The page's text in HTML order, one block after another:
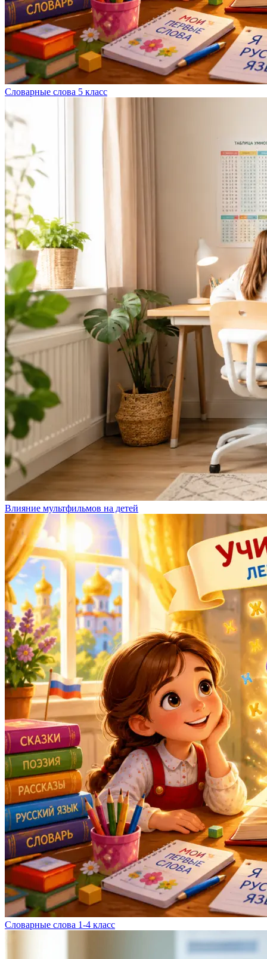
Словарные слова 5 класс
Влияние мультфильмов на детей
Словарные слова 1-4 класс